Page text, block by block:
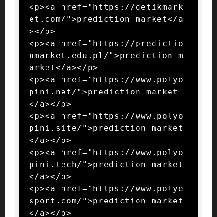
<p><a href="https://detikmark
et.com/">prediction market</a
></p>
<p><a href="https://predictio
nmarket.edu.pl/">prediction m
arket</a></p>
<p><a href="https://www.polyo
pini.net/">prediction market
</a></p>
<p><a href="https://www.polyo
pini.site/">prediction market
</a></p>
<p><a href="https://www.polyo
pini.tech/">prediction market
</a></p>
<p><a href="https://www.polye
sport.com/">prediction market
</a></p>